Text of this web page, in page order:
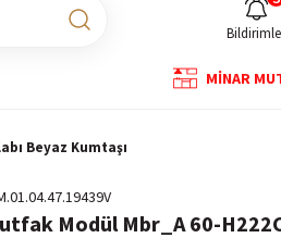
MİNAR
Beyaz Kumtaşı
Modül Mbr_A 60-